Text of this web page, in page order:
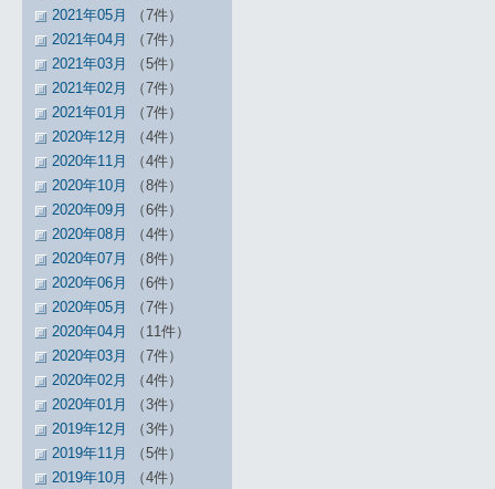
2021年05月
（7件）
2021年04月
（7件）
2021年03月
（5件）
2021年02月
（7件）
2021年01月
（7件）
2020年12月
（4件）
2020年11月
（4件）
2020年10月
（8件）
2020年09月
（6件）
2020年08月
（4件）
2020年07月
（8件）
2020年06月
（6件）
2020年05月
（7件）
2020年04月
（11件）
2020年03月
（7件）
2020年02月
（4件）
2020年01月
（3件）
2019年12月
（3件）
2019年11月
（5件）
2019年10月
（4件）